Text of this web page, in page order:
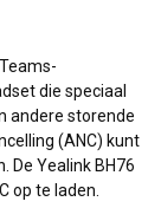
die speciaal
andere storende
(ANC) kunt
De Yealink BH76
op te laden.